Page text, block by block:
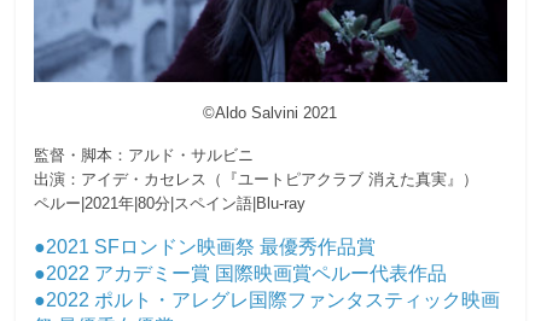
©Aldo Salvini 2021
監督・脚本：アルド・サルビニ
出演：アイデ・カセレス（『ユートピアクラブ 消えた真実』）
ペルー|2021年|80分|スペイン語|Blu-ray
●2021 SFロンドン映画祭 最優秀作品賞
●2022 アカデミー賞 国際映画賞ペルー代表作品
●2022 ポルト・アレグレ国際ファンタスティック映画